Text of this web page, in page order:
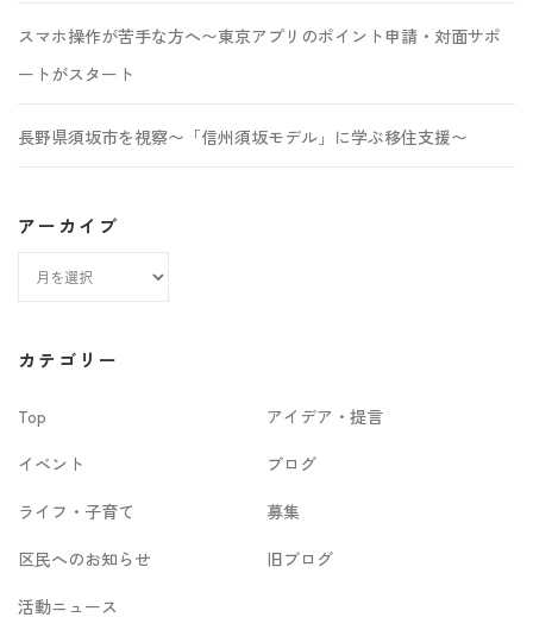
スマホ操作が苦手な方へ〜東京アプリのポイント申請・対面サポ
ートがスタート
長野県須坂市を視察〜「信州須坂モデル」に学ぶ移住支援〜
アーカイブ
カ
ブ
カテゴリー
Top
アイデア・提言
イベント
ブログ
ライフ・子育て
募集
区民へのお知らせ
旧ブログ
活動ニュース